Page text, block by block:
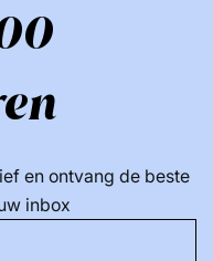
en ontvang de beste
inbox